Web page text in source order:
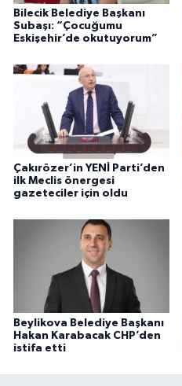
Bilecik Belediye Başkanı
Subaşı: “Çocuğumu
Eskişehir’de okutuyorum”
Çakırözer’in YENİ Parti’den
ilk Meclis önergesi
gazeteciler için oldu
Beylikova Belediye Başkanı
Hakan Karabacak CHP’den
istifa etti